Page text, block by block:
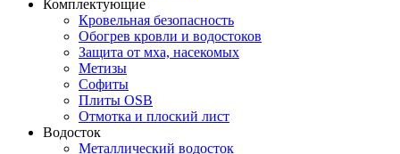
Комплектующие
Кровельная безопасность
Обогрев кровли и водостоков
Защита от мха, насекомых
Метизы
Софиты
Плиты OSB
Отмотка и плоский лист
Водосток
Металлический водосток